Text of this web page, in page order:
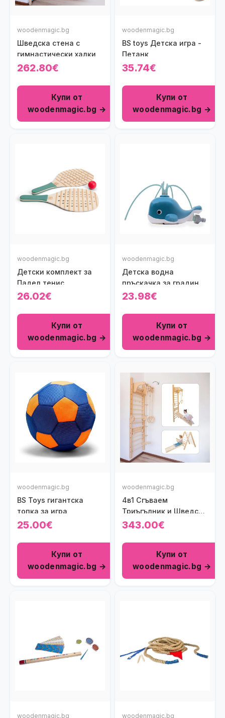
woodenmagic.bg
Шведска стена с
гимнастически халки
262.80€
Купи от
woodenmagic.bg →
woodenmagic.bg
BS toys Детска игра -
Петанк
35.74€
Купи от
woodenmagic.bg →
woodenmagic.bg
Детски комплект за
Падел тенис
26.02€
Купи от
woodenmagic.bg →
woodenmagic.bg
Детска водна
пръскачка за градина
- Кит
23.98€
Купи от
woodenmagic.bg →
woodenmagic.bg
BS Toys гигантска
топка за игра
25.00€
Купи от
woodenmagic.bg →
woodenmagic.bg
4в1 Сгъваем
Триъгълник и Шведска
стена
343.00€
Купи от
woodenmagic.bg →
woodenmagic.bg woodenmagic.bg